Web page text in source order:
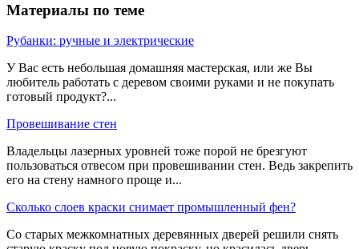
Материалы по теме
Рубанки: ручные и электрические
У Вас есть небольшая домашняя мастерская, или же Вы
любитель работать с деревом своими руками и не покупать
готовый продукт?...
Провешивание стен
Владельцы лазерных уровней тоже порой не брезгуют
пользоваться отвесом при провешивании стен. Ведь закрепить
его на стену намного проще и...
Сколько слоев краски снимает промышленный фен?
Со старых межкомнатных деревянных дверей решили снять